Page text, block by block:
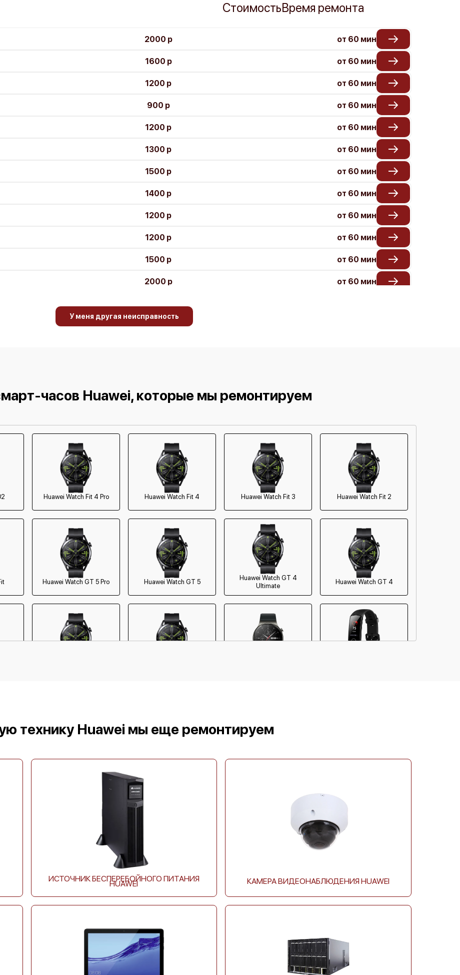
СтоимостьВремя ремонта
2000 р от 60 мин
1600 р от 60 мин
1200 р от 60 мин
900 р от 60 мин
1200 р от 60 мин
1300 р от 60 мин
1500 р от 60 мин
1400 р от 60 мин
1200 р от 60 мин
1200 р от 60 мин
1500 р от 60 мин
2000 р от 60 мин
У меня другая неисправность
часов Huawei, которые мы ремонтируем
Huawei Watch Fit 4 Pro Huawei Watch Fit 4 Huawei Watch Fit 3 Huawei Watch Fit 2
Huawei Watch GT 5 Pro Huawei Watch GT 5
Huawei Watch GT 4
Ultimate
Huawei Watch GT 4
2
Huawei WATCH GT 2
Huawei WATCH GT 2 42
Huawei Talkband B5
технику Huawei мы еще ремонтируем
ИСТОЧНИК БЕСПЕРЕБОЙНОГО ПИТАНИЯ
HUAWEI КАМЕРА ВИДЕОНАБЛЮДЕНИЯ HUAWEI